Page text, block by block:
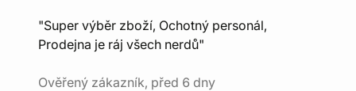
"Super výběr zboží, Ochotný personál,
Prodejna je ráj všech nerdů"
Ověřený zákazník, před 6 dny